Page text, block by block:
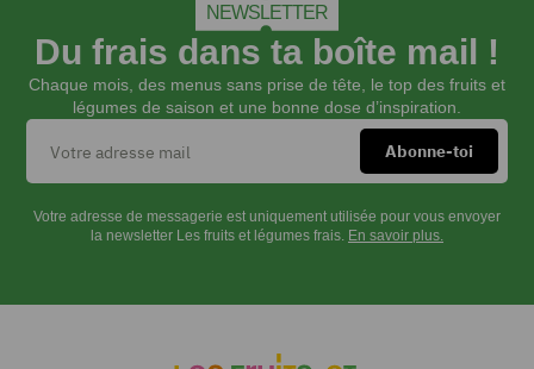
NEWSLETTER
Du frais dans ta boîte mail !
Chaque mois, des menus sans prise de tête, le top des fruits et
légumes de saison et une bonne dose d’inspiration.
Votre adresse de messagerie est uniquement utilisée pour vous envoyer
la newsletter Les fruits et légumes frais. En savoir plus.